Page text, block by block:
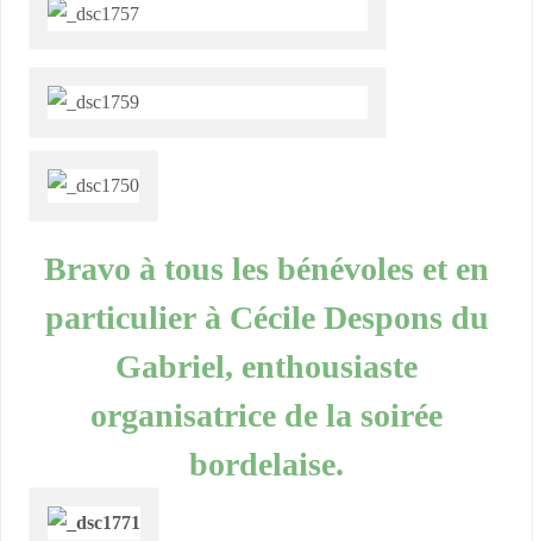
Bravo à tous les bénévoles et en
particulier à Cécile Despons du
Gabriel, enthousiaste
organisatrice de la soirée
bordelaise.